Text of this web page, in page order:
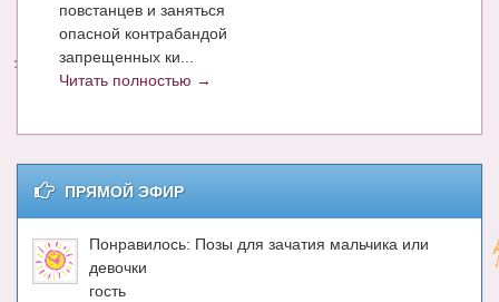
Календарь беременности
Энциклопедия
Энциклопедия беременных
Мамина энциклопедия
СЕРВИСЫ И ПРИЛОЖЕНИЯ
повстанцев и заняться
опасной контрабандой
запрещенных ки...
Читать полностью →
ПРЯМОЙ ЭФИР
Понравилось: Позы для зачатия мальчика или
девочки
гость